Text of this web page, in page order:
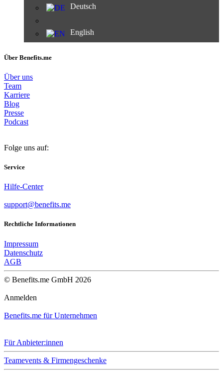
Deutsch
English
Über Benefits.me
Über uns
Team
Karriere
Blog
Presse
Podcast
Folge uns auf:
Service
Hilfe-Center
support@benefits.me
Rechtliche Informationen
Impressum
Datenschutz
AGB
© Benefits.me GmbH 2026
Anmelden
Benefits.me für Unternehmen
Für Anbieter:innen
Teamevents & Firmengeschenke